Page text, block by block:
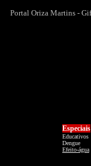
Portal Oriza Martins -
Especiais
Educativos
Dengue
Efeito-água